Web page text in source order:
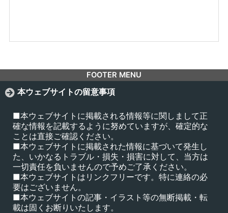
FOOTER MENU
本ウェブサイトの留意事項
■本ウェブサイトに掲載される情報等に関しまして正
確な情報を記載するように努めていますが、確定的な
ことは直接ご確認ください。
■本ウェブサイトに掲載された情報に基づいて発生し
た、いかなるトラブル・損失・損害に対して、当方は
一切責任を負いませんので予めご了承ください。
■本ウェブサイトはリンクフリーです。特に連絡の必
要はございません。
■本ウェブサイトの記事・イラスト等の無断掲載・転
載は固くお断りいたします。